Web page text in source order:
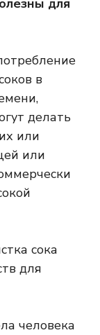
для
в
делать
или
или
сока
для
человека